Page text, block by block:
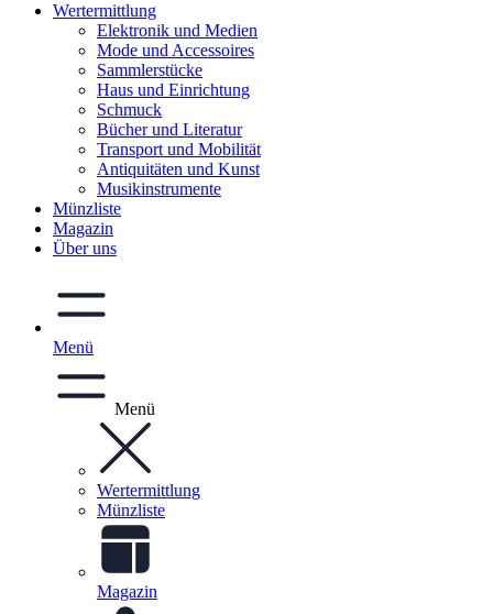
Wertermittlung
Elektronik und Medien
Mode und Accessoires
Sammlerstücke
Haus und Einrichtung
Schmuck
Bücher und Literatur
Transport und Mobilität
Antiquitäten und Kunst
Musikinstrumente
Münzliste
Magazin
Über uns
Menü
Menü
Wertermittlung
Münzliste
Magazin